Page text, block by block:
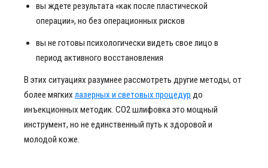
вы ждете результата «как после пластической
операции», но без операционных рисков
вы не готовы психологически видеть свое лицо в
период активного восстановления
В этих ситуациях разумнее рассмотреть другие методы, от
более мягких лазерных и световых процедур до
инъекционных методик. СО2 шлифовка это мощный
инструмент, но не единственный путь к здоровой и
молодой коже.